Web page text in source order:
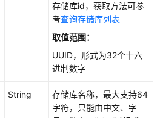
存储库id，获取方法可参
考查询存储库列表
取值范围：
UUID，形式为32个十六
进制数字
String
存储库名称，最大支持64
字符，只能由中文、字